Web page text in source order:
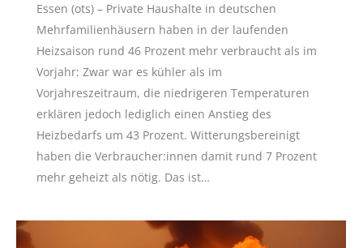
Essen (ots) – Private Haushalte in deutschen
Mehrfamilienhäusern haben in der laufenden
Heizsaison rund 46 Prozent mehr verbraucht als im
Vorjahr: Zwar war es kühler als im
Vorjahreszeitraum, die niedrigeren Temperaturen
erklären jedoch lediglich einen Anstieg des
Heizbedarfs um 43 Prozent. Witterungsbereinigt
haben die Verbraucher:innen damit rund 7 Prozent
mehr geheizt als nötig. Das ist…